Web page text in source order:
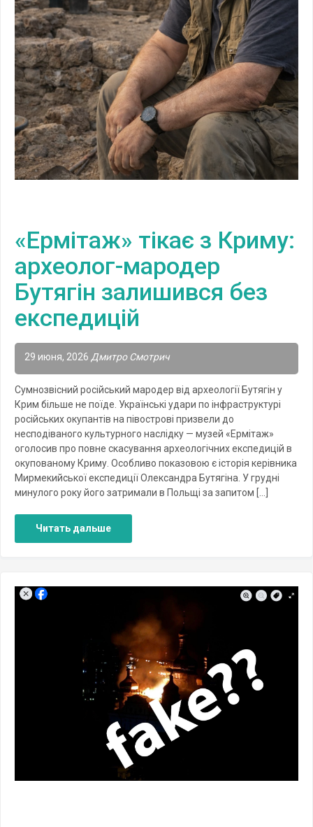
«Ермітаж» тікає з Криму:
археолог-мародер
Бутягін залишився без
експедицій
29 июня, 2026 Дмитро Смотрич
Сумнозвісний російський мародер від археології Бутягін у
Крим більше не поїде. Українські удари по інфраструктурі
російських окупантів на півострові призвели до
несподіваного культурного наслідку — музей «Ермітаж»
оголосив про повне скасування археологічних експедицій в
окупованому Криму. Особливо показовою є історія керівника
Мирмекийської експедиції Олександра Бутягіна. У грудні
минулого року його затримали в Польщі за запитом […]
Читать дальше